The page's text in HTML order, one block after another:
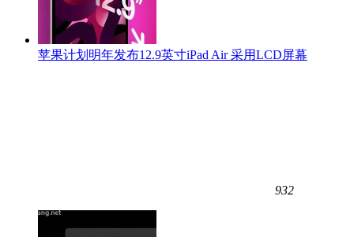
苹果计划明年发布12.9英寸iPad Air 采用LCD屏幕
932